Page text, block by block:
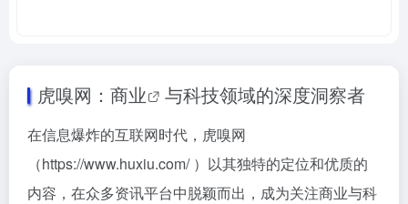
虎嗅网： 商业 与科技领域的深度洞察者
在信息爆炸的互联网时代，虎嗅网
（https://www.huxiu.com/ ）以其独特的定位和优质的
内容，在众多资讯平台中脱颖而出，成为关注商业与科